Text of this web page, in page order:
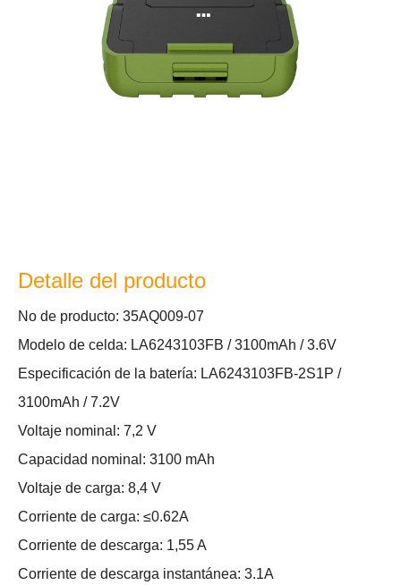
Detalle del producto
No de producto: 35AQ009-07
Modelo de celda: LA6243103FB / 3100mAh / 3.6V
Especificación de la batería: LA6243103FB-2S1P /
3100mAh / 7.2V
Voltaje nominal: 7,2 V
Capacidad nominal: 3100 mAh
Voltaje de carga: 8,4 V
Corriente de carga: ≤0.62A
Corriente de descarga: 1,55 A
Corriente de descarga instantánea: 3.1A